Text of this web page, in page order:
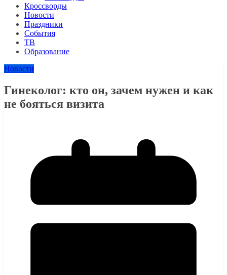
Кроссворды
Новости
Праздники
События
ТВ
Образование
Новости
Гинеколог: кто он, зачем нужен и как
не бояться визита